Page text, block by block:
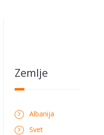
Zemlje
Albanija
Svet